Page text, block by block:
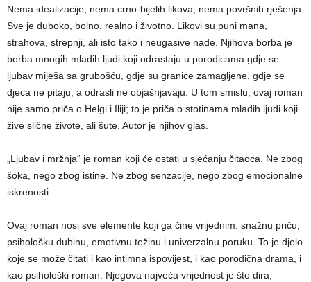
Nema idealizacije, nema crno-bijelih likova, nema površnih rješenja.
Sve je duboko, bolno, realno i životno. Likovi su puni mana,
strahova, strepnji, ali isto tako i neugasive nade. Njihova borba je
borba mnogih mladih ljudi koji odrastaju u porodicama gdje se
ljubav miješa sa grubošću, gdje su granice zamagljene, gdje se
djeca ne pitaju, a odrasli ne objašnjavaju. U tom smislu, ovaj roman
nije samo priča o Helgi i Iliji; to je priča o stotinama mladih ljudi koji
žive slične živote, ali šute. Autor je njihov glas.
„Ljubav i mržnja“ je roman koji će ostati u sjećanju čitaoca. Ne zbog
šoka, nego zbog istine. Ne zbog senzacije, nego zbog emocionalne
iskrenosti.
Ovaj roman nosi sve elemente koji ga čine vrijednim: snažnu priču,
psihološku dubinu, emotivnu težinu i univerzalnu poruku. To je djelo
koje se može čitati i kao intimna ispovijest, i kao porodična drama, i
kao psihološki roman. Njegova najveća vrijednost je što dira,